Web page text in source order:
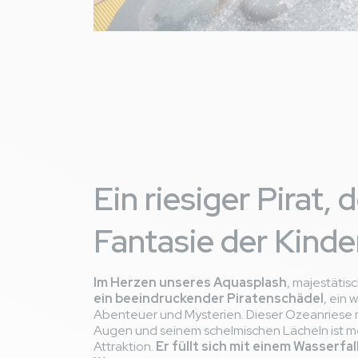
Ein riesiger Pirat,
Fantasie der
Im Herzen unseres Aquasplash,
ein beeindruckender Piratenschädel, ein
Abenteuer und Mysterien. Dieser Ozeanriese
Augen und seinem schelmischen Lächeln ist
Attraktion. Er füllt sich mit einem